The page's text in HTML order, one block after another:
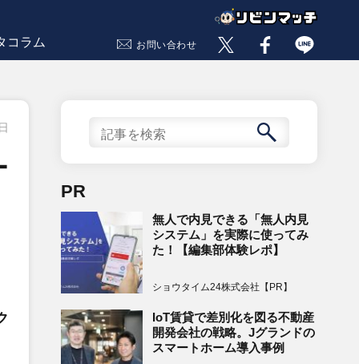
コラム お問い合わせ
PR
無人で内見できる「無人内見
システム」を実際に使ってみ
た！【編集部体験レポ】
ショウタイム24株式会社【PR】
IoT賃貸で差別化を図る不動産
開発会社の戦略。Jグランドの
スマートホーム導入事例